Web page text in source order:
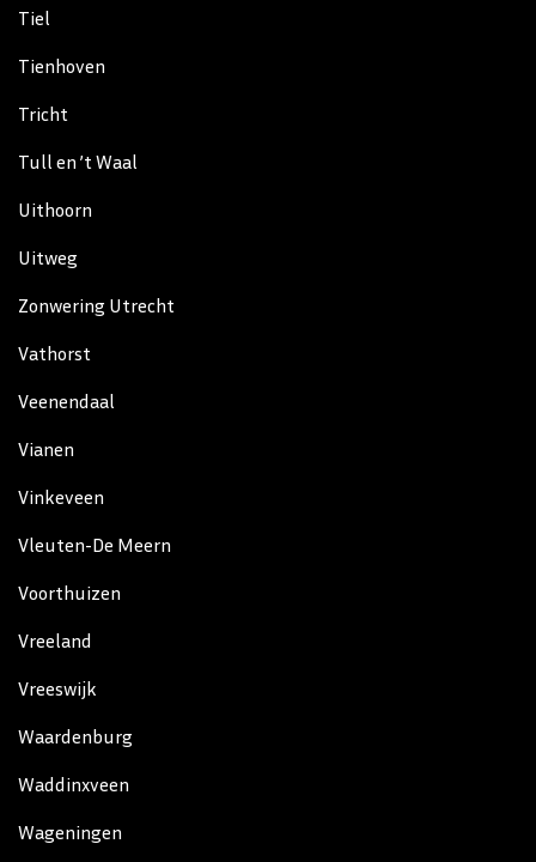
Tiel
Tienhoven
Tricht
Tull en ’t Waal
Uithoorn
Uitweg
Zonwering Utrecht
Vathorst
Veenendaal
Vianen
Vinkeveen
Vleuten-De Meern
Voorthuizen
Vreeland
Vreeswijk
Waardenburg
Waddinxveen
Wageningen